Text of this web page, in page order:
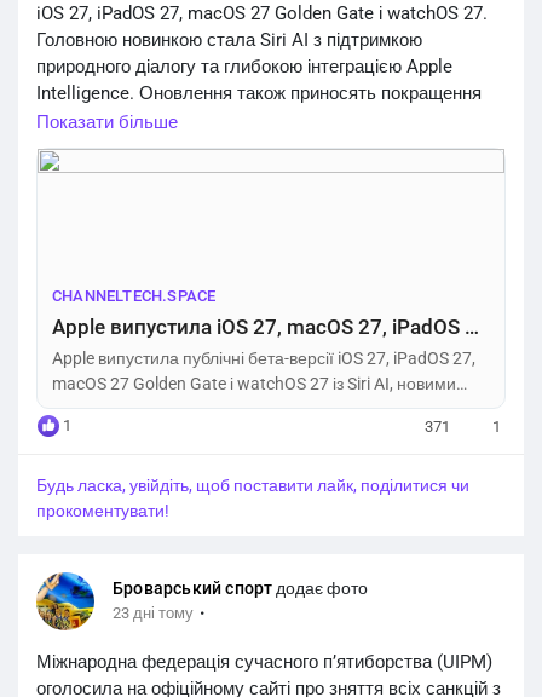
iOS 27, iPadOS 27, macOS 27 Golden Gate і watchOS 27.
Головною новинкою стала Siri AI з підтримкою
природного діалогу та глибокою інтеграцією Apple
Intelligence. Оновлення також приносять покращення
продуктивності, нові функції для Safari, «Фотографій»,
AirPods і Apple Watch. Apple попереджає, що бета-версії
можуть містити помилки та призначені для тестування.
Показати більше
CHANNELTECH.SPACE
Apple випустила iOS 27, macOS 27, iPadOS 27 та watchOS 27 public beta – Channel Tech
Apple випустила публічні бета-версії iOS 27, iPadOS 27,
macOS 27 Golden Gate і watchOS 27 із Siri AI, новими
функціями Apple Intelligence.
1 371 1
Будь ласка, увійдіть, щоб поставити лайк, поділитися чи
прокоментувати!
Броварський спорт додає фото
23 дні тому ·
Міжнародна федерація сучасного п’ятиборства (UIPM)
оголосила на офіційному сайті про зняття всіх санкцій з